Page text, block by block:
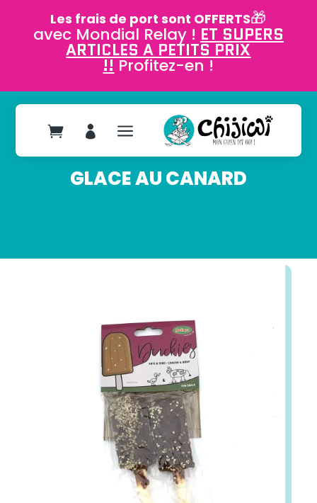
Les frais de port sont OFFERTS🎁
avec Mondial Relay ! ET SUPERS
ARTICLES A PETITS PRIX
!!Profitez-en !
  a
GLACE AU CANARD